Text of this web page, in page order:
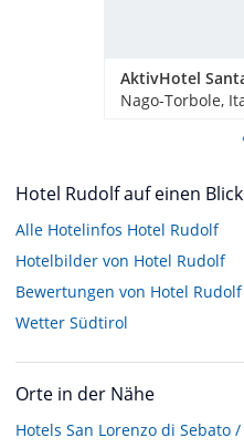
Nago-Torbole,
Hotel Rudolf auf einen Blick
Alle Hotelinfos Hotel Rudolf
Hotelbilder von Hotel Rudolf
Bewertungen von Hotel Rudolf
Wetter Südtirol
Orte in der Nähe
Hotels San Lorenzo di Sebato